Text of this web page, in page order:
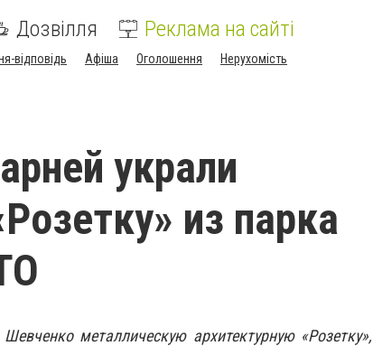
Дозвілля Реклама на сайті
відповідь Афіша Оголошення Нерухомість
украли
из парка
металлическую архитектурную «Розетку»,